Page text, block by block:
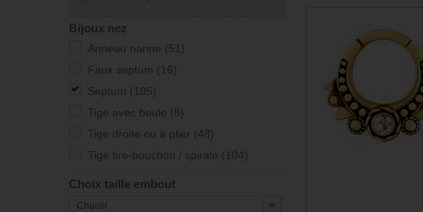
Bijoux nez
Anneau narine (51)
Faux septum (16)
Septum (105)
Tige avec boule (8)
Tige droite ou à plier (48)
Tige tire-bouchon / spirale (104)
Choix taille embout
Choisir